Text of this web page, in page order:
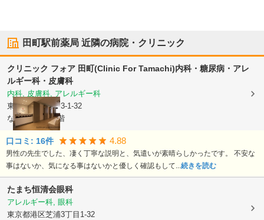
田町駅前薬局 近隣の病院・クリニック
クリニック フォア 田町(Clinic For Tamachi)内科・糖尿病・アレ
ルギー科・皮膚科
内科, 皮膚科, アレルギー科
東京都港区芝浦3-1-32
なぎさテラス4階
口コミ: 16件 4.88
男性の先生でした、凄く丁寧な説明と、気遣いが素晴らしかったです。 不安な
事はないか、気になる事はないかと優しく確認もして...続きを読む
たまち恒清会眼科
アレルギー科, 眼科
東京都港区芝浦3丁目1-32